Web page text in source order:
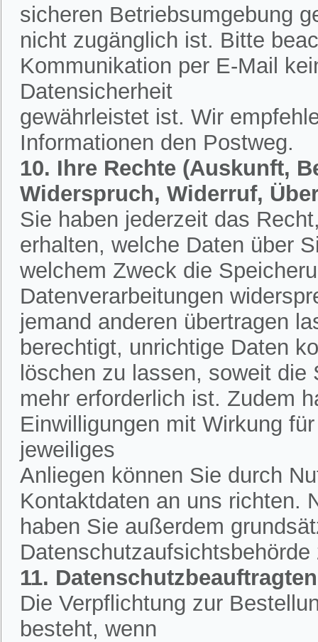
sicheren Betriebsumgebung
nicht zugänglich ist. Bitte
Kommunikation per E-Mail
Datensicherheit
gewährleistet ist. Wir
Informationen den Postweg.
10. Ihre Rechte (Auskunft,
Widerspruch, Widerruf,
Sie haben jederzeit das
erhalten, welche Daten über
welchem Zweck die
Datenverarbeitungen
jemand anderen übertragen
berechtigt, unrichtige Daten
löschen zu lassen, soweit
mehr erforderlich ist. Zudem
Einwilligungen mit Wirkung
jeweiliges
Anliegen können Sie durch
Kontaktdaten an uns richten.
haben Sie außerdem
11. Datenschutzbeauftragten
Die Verpflichtung zur
besteht, wenn